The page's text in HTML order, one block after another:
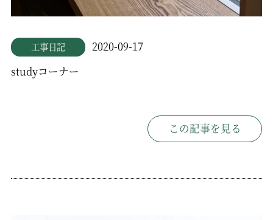
工事日記
2020-09-17
studyコーナー
この記事を見る